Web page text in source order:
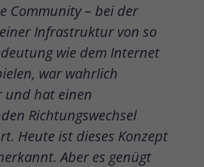
Community – bei der
Infrastruktur von so
wie dem Internet
war wahrlich
und hat einen
Richtungswechsel
Heute ist dieses Konzept
Aber es genügt